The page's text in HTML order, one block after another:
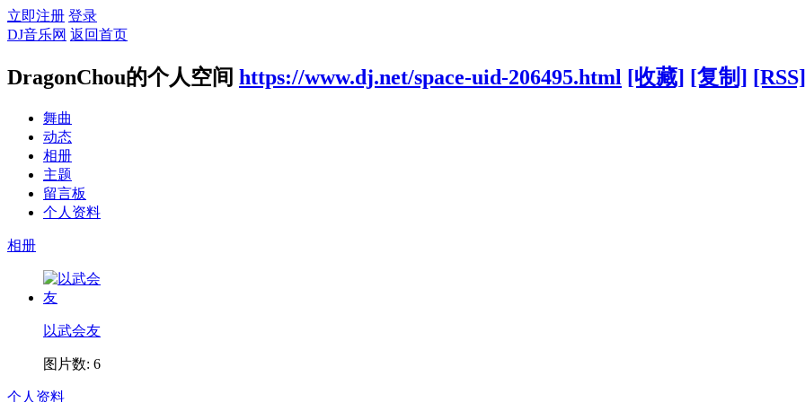
立即注册 登录
DJ音乐网 返回首页
DragonChou的个人空间 https://www.dj.net/space-uid-206495.html [收藏] [复制] [RSS]
舞曲
动态
相册
主题
留言板
个人资料
相册
以武会友
图片数: 6
个人资料